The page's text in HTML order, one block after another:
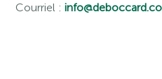
Courriel :